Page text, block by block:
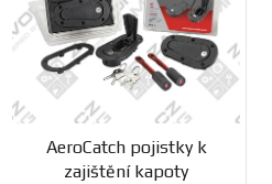
AeroCatch pojistky k
zajištění kapoty